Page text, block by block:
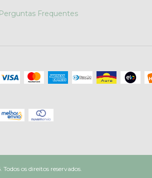
Perguntas Frequentes
os direitos reservados.